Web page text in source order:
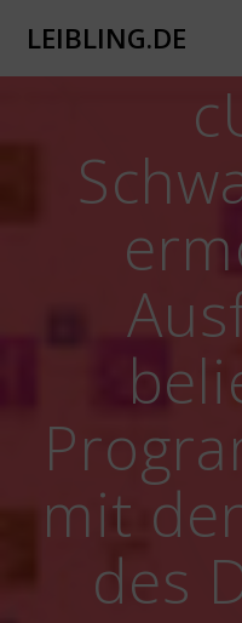
LEIBLING.DE
mit
des